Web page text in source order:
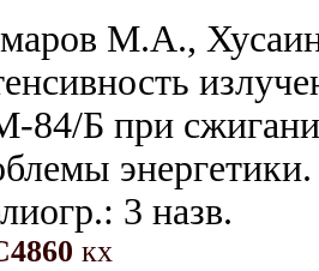
М.А.,
84/Б при
3 назв.
кх